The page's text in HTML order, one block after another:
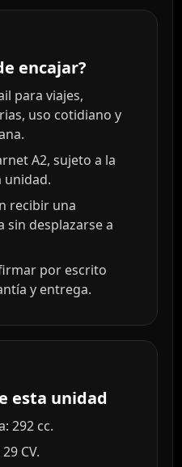
encajar?
para viajes,
uso cotidiano y
A2, sujeto a la
unidad.
recibir una
sin desplazarse a
por escrito
y entrega.
esta unidad
292 cc.
CV.